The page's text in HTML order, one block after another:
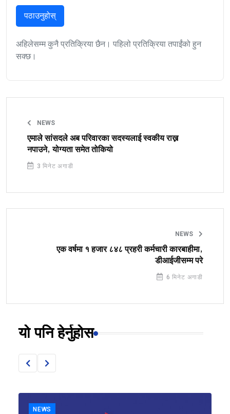
पठाउनुहोस्
अहिलेसम्म कुनै प्रतिक्रिया छैन। पहिलो प्रतिक्रिया तपाईंको हुन
सक्छ।
NEWS
एमाले सांसदले अब परिवारका सदस्यलाई स्वकीय राख्न
नपाउने, योग्यता समेत तोकियो
3 मिनेट अगाडी
NEWS
एक वर्षमा १ हजार ८४८ प्रहरी कर्मचारी कारबाहीमा,
डीआईजीसम्म परे
6 मिनेट अगाडी
यो पनि हेर्नुहोस
NEWS